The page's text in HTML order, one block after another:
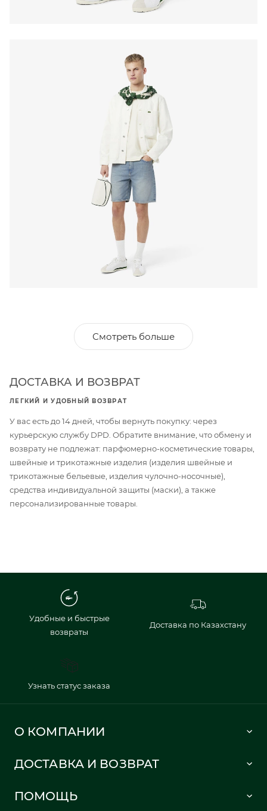
Смотреть больше
ДОСТАВКА И ВОЗВРАТ
ЛЕГКИЙ И УДОБНЫЙ ВОЗВРАТ
У вас есть до 14 дней, чтобы вернуть покупку: через
курьерскую службу DPD. Обратите внимание, что обмену и
возврату не подлежат: парфюмерно-косметические товары,
швейные и трикотажные изделия (изделия швейные и
трикотажные бельевые, изделия чулочно-носочные),
средства индивидуальной защиты (маски), а также
персонализированные товары.
Удобные и быстрые
возвраты
Доставка по Казахстану
Узнать статус заказа
О КОМПАНИИ
Политика в отношении обработки персональных данных
ДОСТАВКА И ВОЗВРАТ
Информация о доставке
ПОМОЩЬ